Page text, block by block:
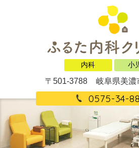
内科 小
〒501-3788 岐阜県美濃
0575-34-